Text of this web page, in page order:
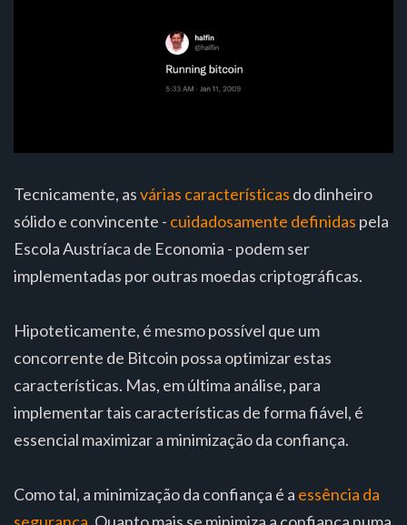
Tecnicamente, asvárias características do dinheiro
sólido e convincente - cuidadosamente definidas pela
Escola Austríaca de Economia - podem ser
implementadas por outras moedas criptográficas.
Hipoteticamente, é mesmo possível que um
concorrente de Bitcoin possa optimizar estas
características. Mas, em última análise, para
implementar tais características de forma fiável, é
essencial maximizar a minimização da confiança.
Como tal, a minimização da confiança é a essência da
segurança . Quanto mais se minimiza a confiança numa